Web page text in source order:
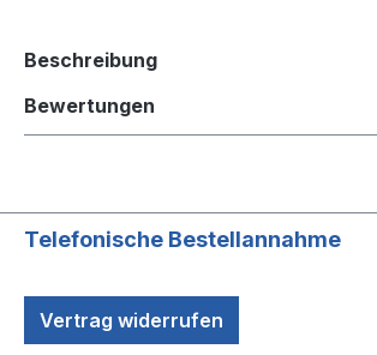
Beschreibung
Bewertungen
Telefonische Bestellannahme
Vertrag widerrufen